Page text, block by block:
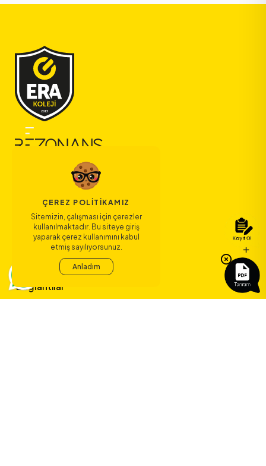
Bize Ulaşın
Bağlantılar
ÇEREZ POLITIKAMIZ
Sitemizin, çalışması için çerezler
kullanılmaktadır. Bu siteye giriş
yaparak çerez kullanımını kabul
etmiş sayılıyorsunuz.
Anladım